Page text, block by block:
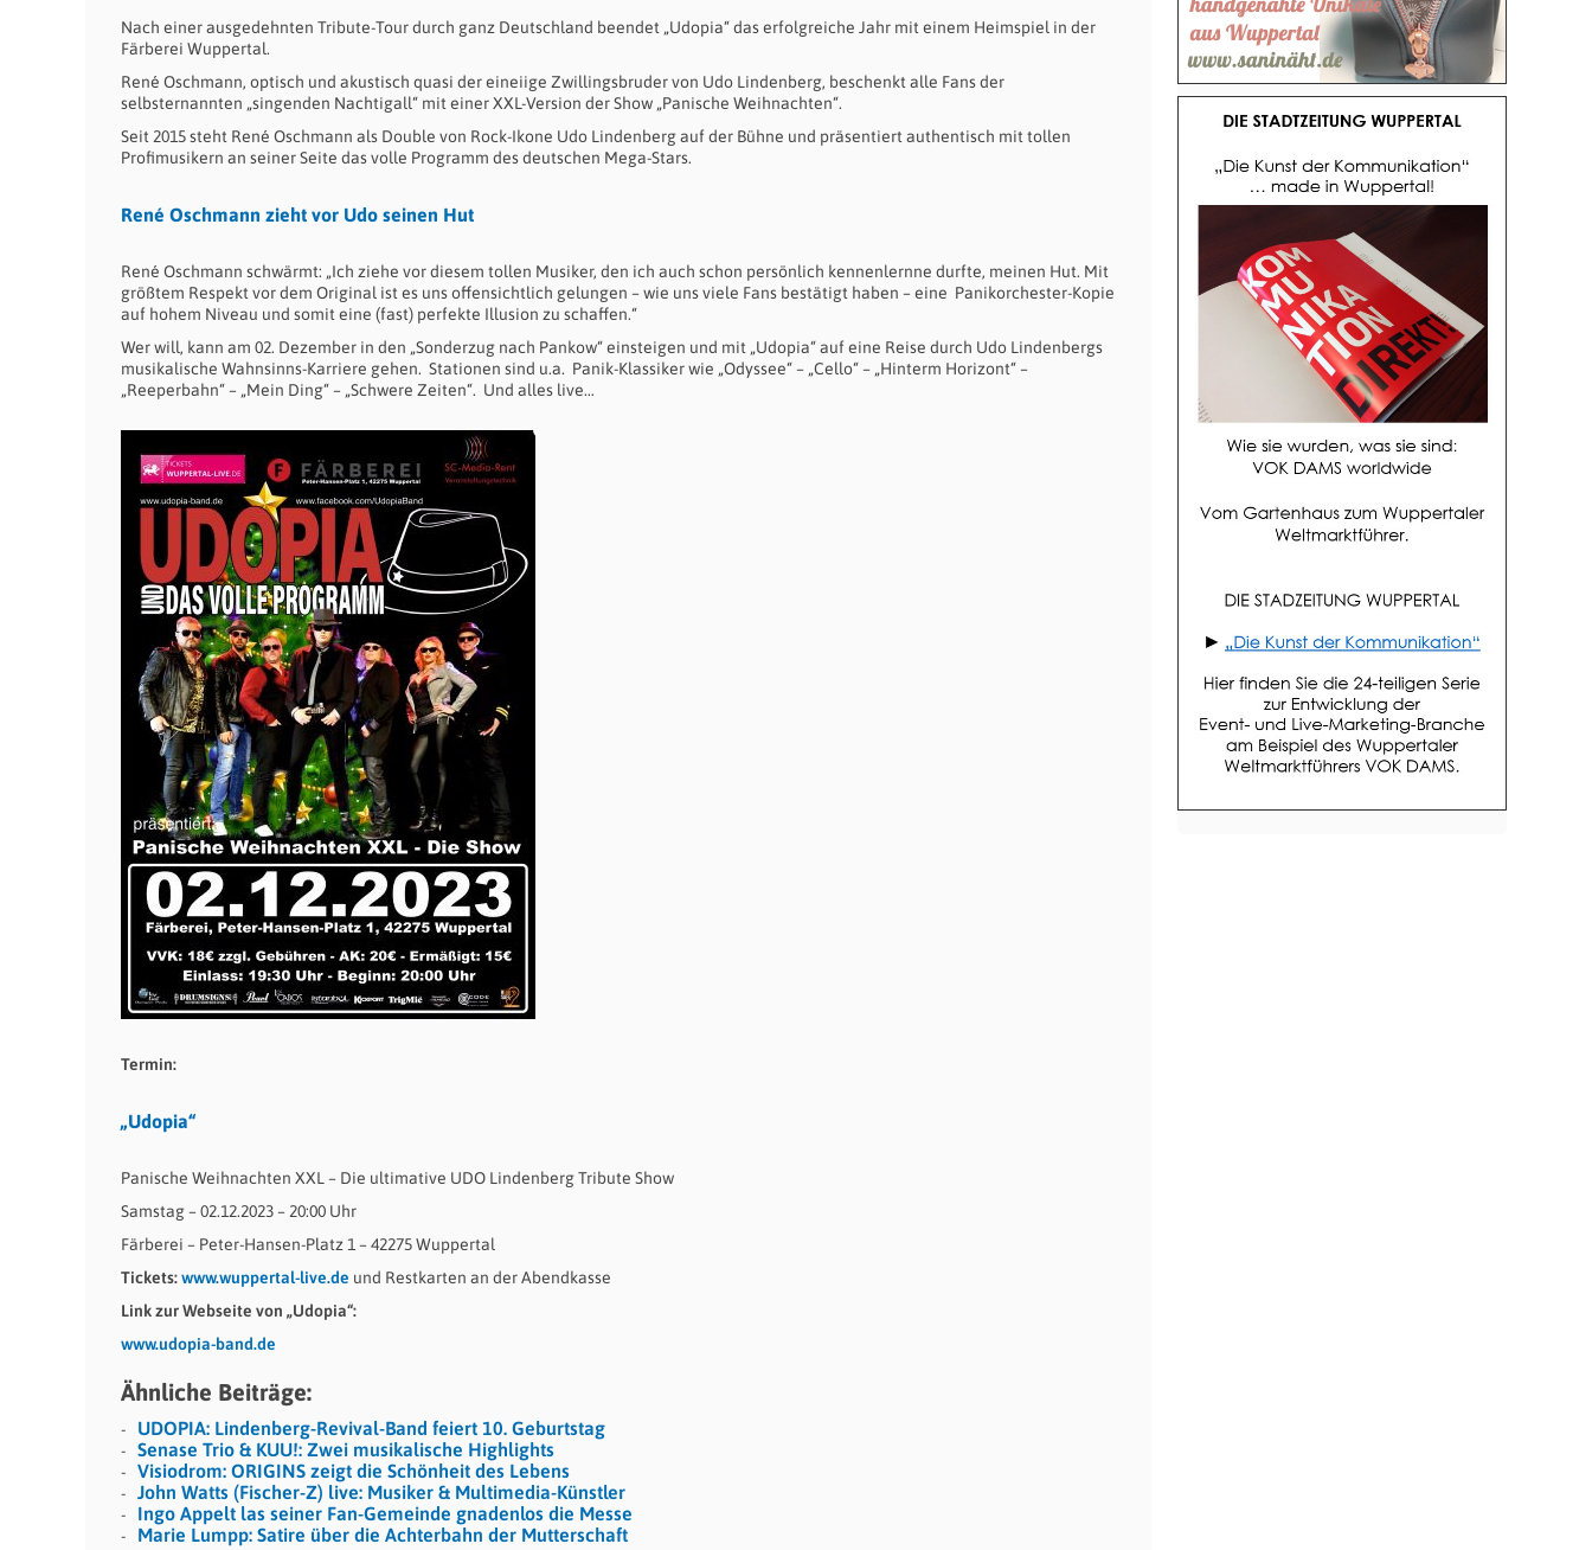
Nach einer ausgedehnten Tribute-Tour durch ganz Deutschland beendet „Udopia“ das erfolgreiche Jahr mit einem Heimspiel in der
Färberei Wuppertal.
René Oschmann, optisch und akustisch quasi der eineiige Zwillingsbruder von Udo Lindenberg, beschenkt alle Fans der
selbsternannten „singenden Nachtigall“ mit einer XXL-Version der Show „Panische Weihnachten“.
Seit 2015 steht René Oschmann als Double von Rock-Ikone Udo Lindenberg auf der Bühne und präsentiert authentisch mit tollen
Profimusikern an seiner Seite das volle Programm des deutschen Mega-Stars.
René Oschmann zieht vor Udo seinen Hut
René Oschmann schwärmt: „Ich ziehe vor diesem tollen Musiker, den ich auch schon persönlich kennenlernne durfte, meinen Hut. Mit
größtem Respekt vor dem Original ist es uns offensichtlich gelungen – wie uns viele Fans bestätigt haben – eine Panikorchester-Kopie
auf hohem Niveau und somit eine (fast) perfekte Illusion zu schaffen.“
Wer will, kann am 02. Dezember in den „Sonderzug nach Pankow“ einsteigen und mit „Udopia“ auf eine Reise durch Udo Lindenbergs
musikalische Wahnsinns-Karriere gehen. Stationen sind u.a. Panik-Klassiker wie „Odyssee“ – „Cello“ – „Hinterm Horizont“ –
„Reeperbahn“ – „Mein Ding“ – „Schwere Zeiten“. Und alles live…
Termin:
„Udopia“
Panische Weihnachten XXL – Die ultimative UDO Lindenberg Tribute Show
Samstag – 02.12.2023 – 20:00 Uhr
Färberei – Peter-Hansen-Platz 1 – 42275 Wuppertal
Tickets:www.wuppertal-live.de und Restkarten an der Abendkasse
Link zur Webseite von „Udopia“:
www.udopia-band.de
Ähnliche Beiträge:
UDOPIA: Lindenberg-Revival-Band feiert 10. Geburtstag
Senase Trio & KUU!: Zwei musikalische Highlights
Visiodrom: ORIGINS zeigt die Schönheit des Lebens
John Watts (Fischer-Z) live: Musiker & Multimedia-Künstler
Ingo Appelt las seiner Fan-Gemeinde gnadenlos die Messe
Marie Lumpp: Satire über die Achterbahn der Mutterschaft